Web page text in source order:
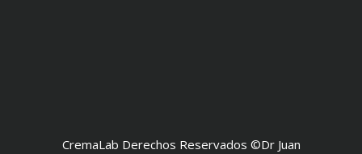
CremaLab Derechos Reservados ©Dr Juan